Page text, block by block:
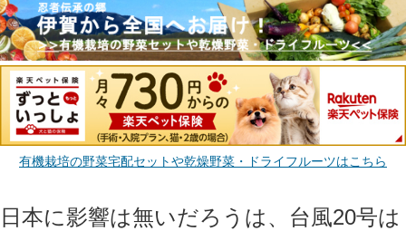
有機栽培の野菜宅配セットや乾燥野菜・ドライフルーツはこちら
日本に影響は無いだろうは、台風20号は